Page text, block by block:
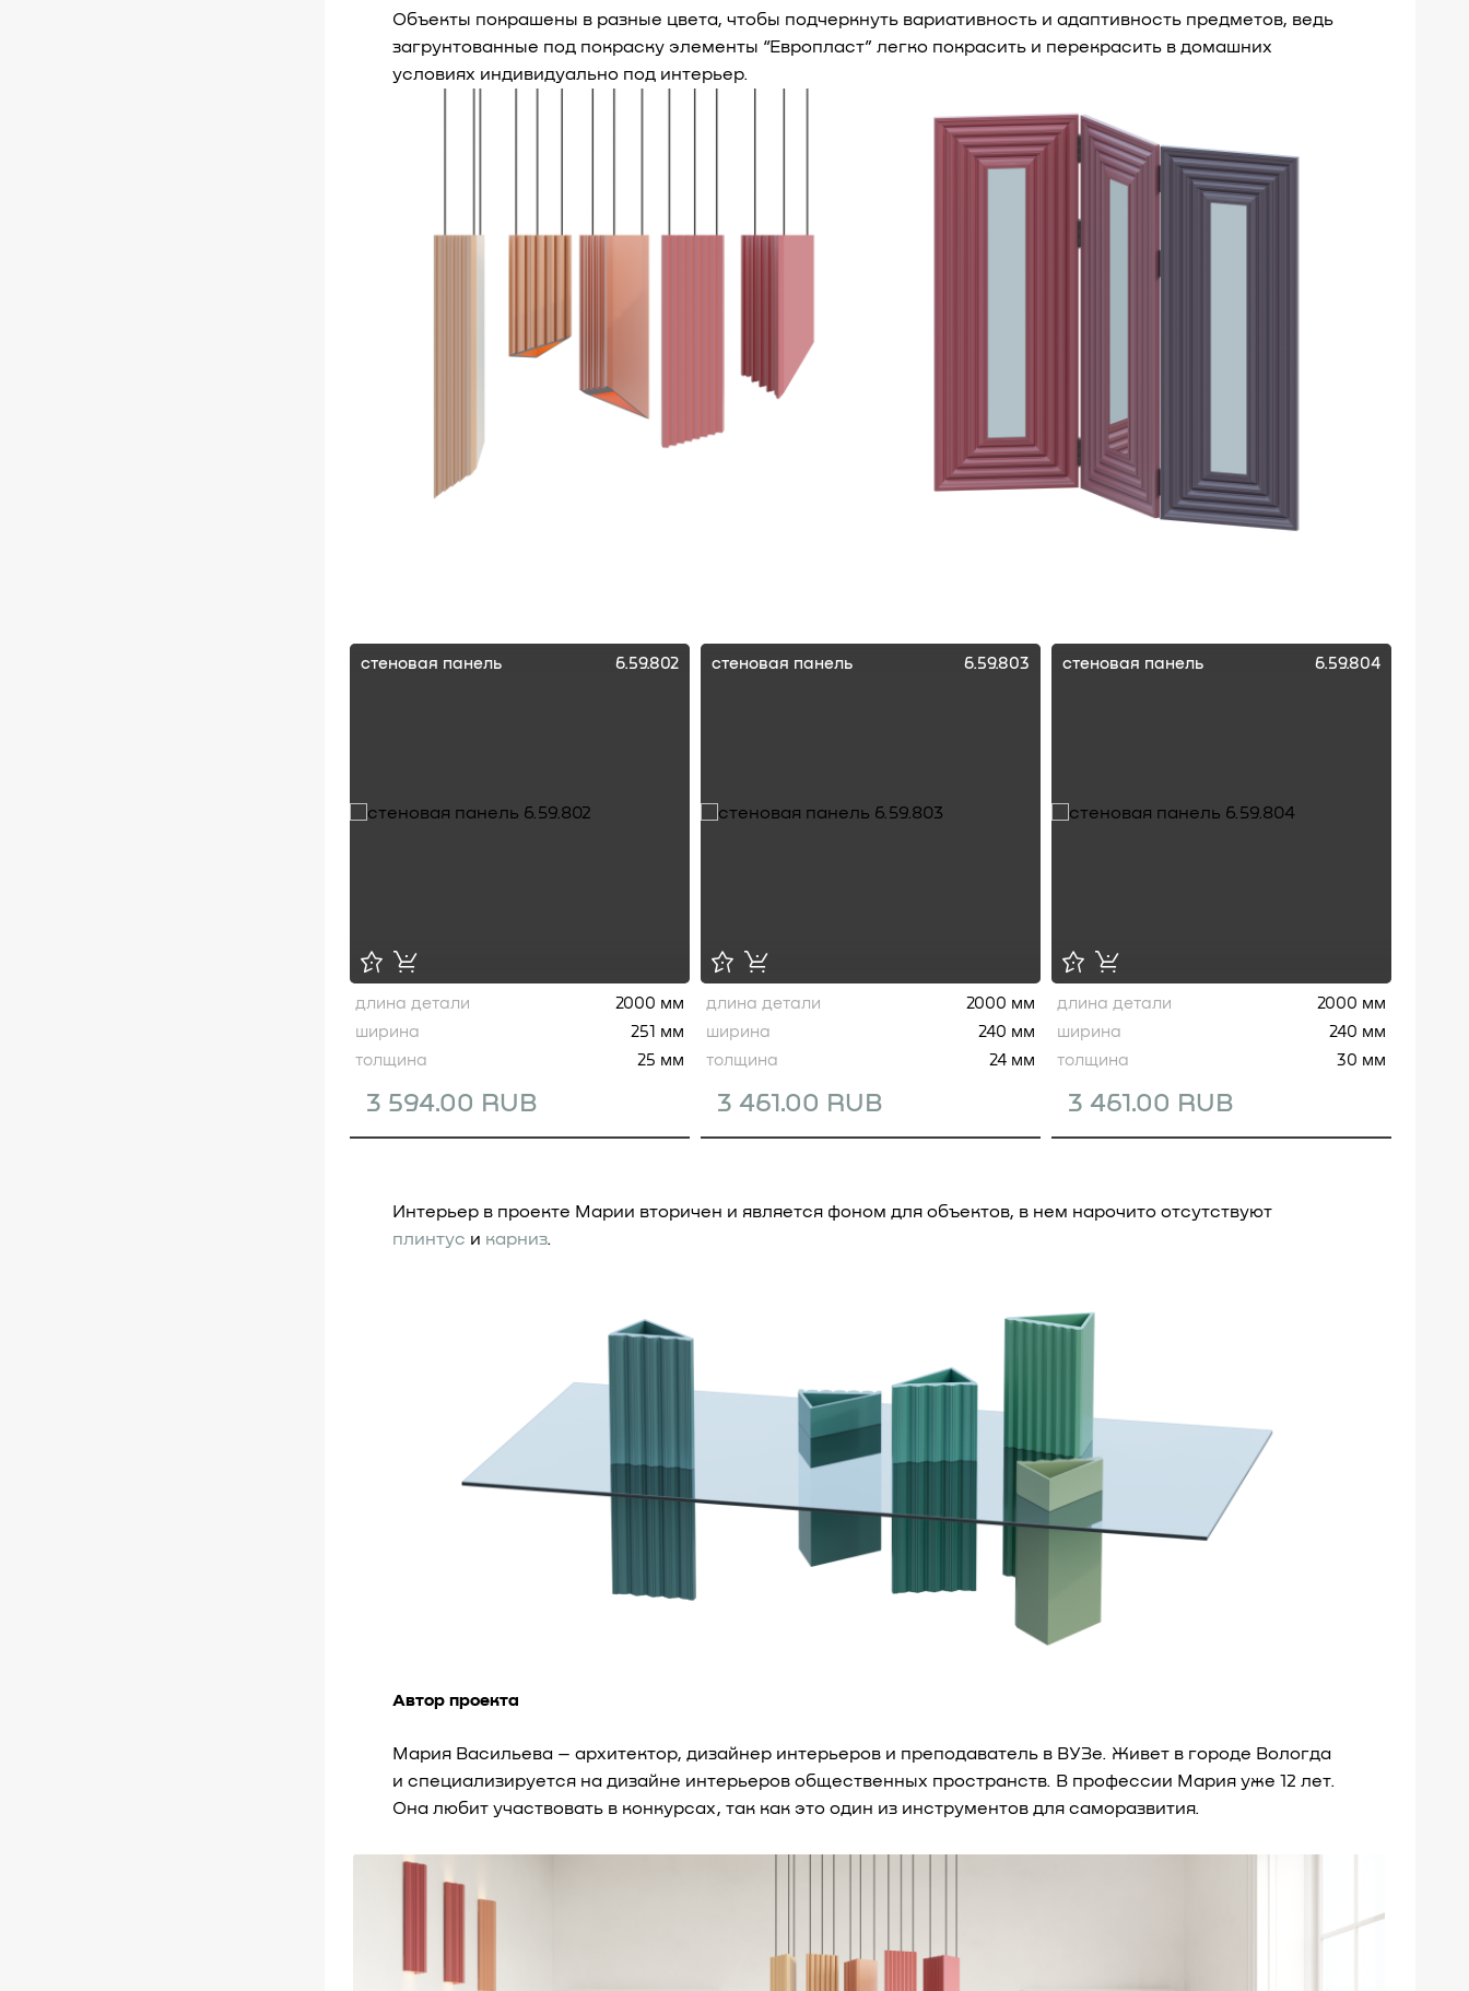
Объекты покрашены в разные цвета, чтобы подчеркнуть вариативность и адаптивность предметов, ведь
загрунтованные под покраску элементы “Европласт” легко покрасить и перекрасить в домашних
условиях индивидуально под интерьер.
стеновая панель 6.59.802
3 594.00 RUB
длина детали
2000 мм
ширина
251 мм
толщина
25 мм
стеновая панель 6.59.803
3 461.00 RUB
длина детали
2000 мм
ширина
240 мм
толщина
24 мм
стеновая панель 6.59.804
3 461.00 RUB
длина детали
2000 мм
ширина
240 мм
толщина
30 мм
Интерьер в проекте Марии вторичен и является фоном для объектов, в нем нарочито отсутствуют
плинтус и карниз.
Автор проекта
Мария Васильева – архитектор, дизайнер интерьеров и преподаватель в ВУЗе. Живет в городе Вологда
и специализируется на дизайне интерьеров общественных пространств. В профессии Мария уже 12 лет.
Она любит участвовать в конкурсах, так как это один из инструментов для саморазвития.